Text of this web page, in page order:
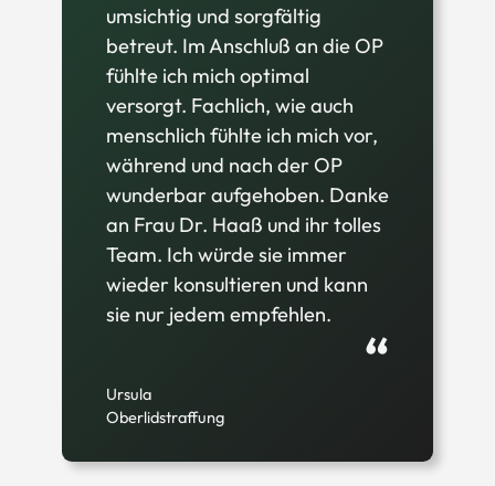
ausführlich, so dass man alles
ganz genau versteht. Ich kann
Frau Dr. Haaß nur
weiterempfehlen. Eine super
Ärztin.
“
Jameda Patientin
Body Contouring